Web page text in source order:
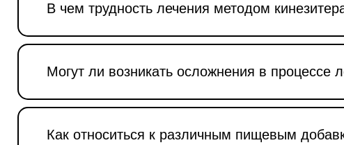
В чем трудность лечения методом
Могут ли возникать осложнения в процессе
Как относиться к различным пищевым